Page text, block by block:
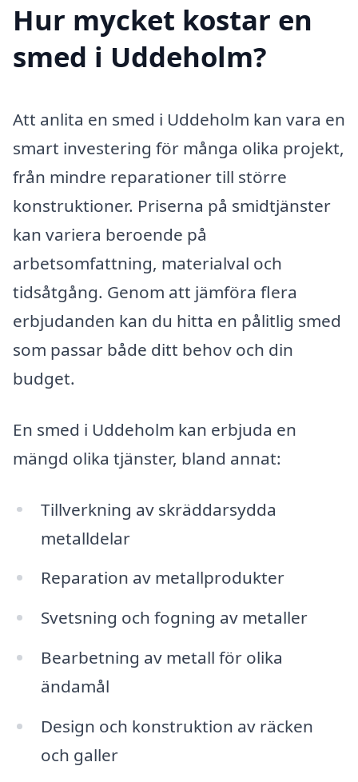
Hur mycket kostar en
smed i Uddeholm?
Att anlita en smed i Uddeholm kan vara en
smart investering för många olika projekt,
från mindre reparationer till större
konstruktioner. Priserna på smidtjänster
kan variera beroende på
arbetsomfattning, materialval och
tidsåtgång. Genom att jämföra flera
erbjudanden kan du hitta en pålitlig smed
som passar både ditt behov och din
budget.
En smed i Uddeholm kan erbjuda en
mängd olika tjänster, bland annat:
Tillverkning av skräddarsydda
metalldelar
Reparation av metallprodukter
Svetsning och fogning av metaller
Bearbetning av metall för olika
ändamål
Design och konstruktion av räcken
och galler